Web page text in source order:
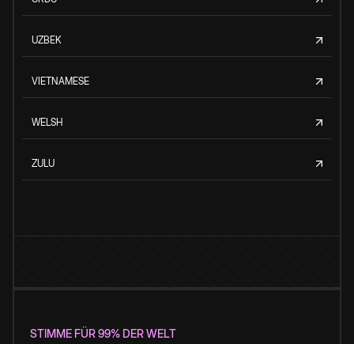
UZBEK
VIETNAMESE
WELSH
ZULU
STIMME FÜR 99% DER WELT